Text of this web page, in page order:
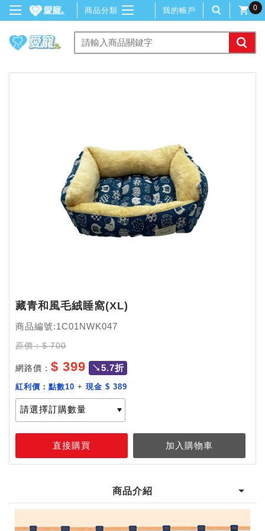
商品分類 我的帳戶 0
藏青和風毛絨睡窩(XL)
商品編號:1C01NWK047
原價：$ 700
網路價： $ 399 ↘5.7折
紅利價： 點數10 + 現金 $ 389
商品介紹
加購價：